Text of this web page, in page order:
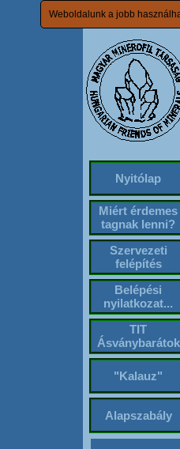
Weboldalunk a jobb
Nyitólap
Miért érdemes
tagnak lenni?
Szervezeti
felépítés
Belépési
nyilatkozat...
TIT
Ásványbarátok
"Kalauz"
Alapszabály